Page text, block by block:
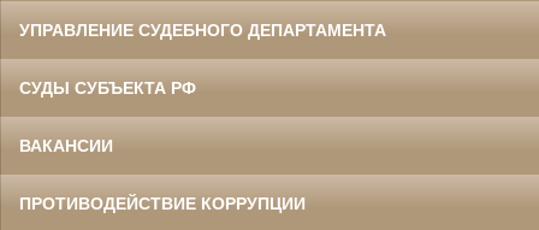
УПРАВЛЕНИЕ СУДЕБНОГО ДЕПАРТАМЕНТА
СУДЫ СУБЪЕКТА РФ
ВАКАНСИИ
ПРОТИВОДЕЙСТВИЕ КОРРУПЦИИ